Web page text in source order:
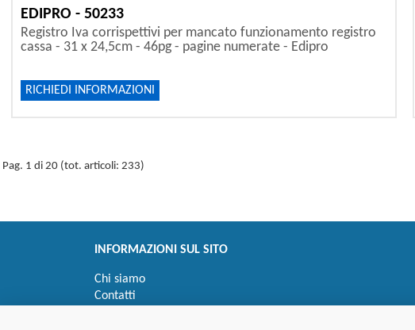
EDIPRO - 50233
Registro Iva corrispettivi per mancato funzionamento registro
cassa - 31 x 24,5cm - 46pg - pagine numerate - Edipro
RICHIEDI INFORMAZIONI
Pag. 1 di 20 (tot. articoli: 233)
INFORMAZIONI SUL SITO
Chi siamo
Contatti